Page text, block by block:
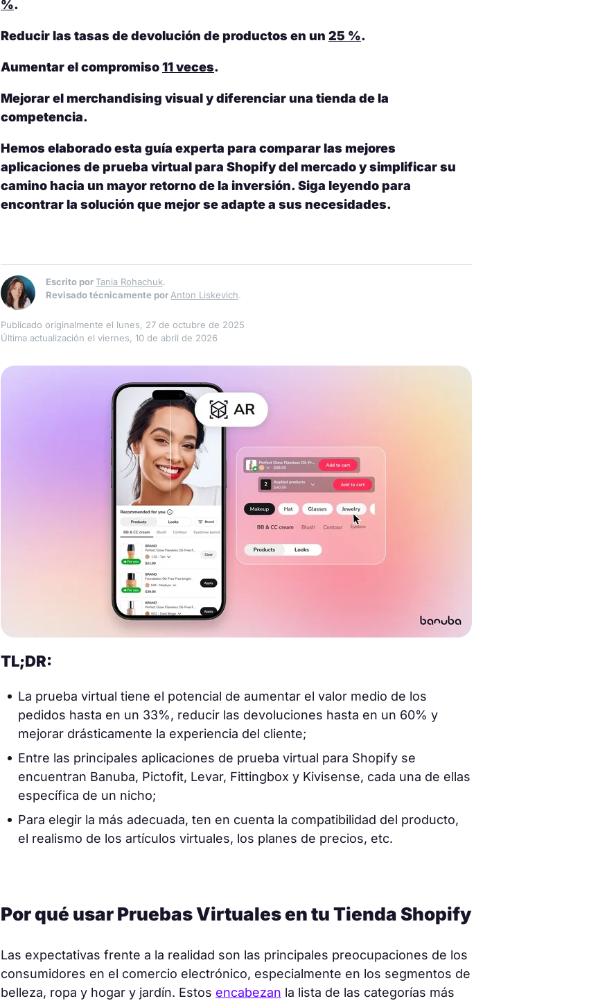
%.
Reducir las tasas de devolución de productos en un 25 %.
Aumentar el compromiso11 veces.
Mejorar el merchandising visual y diferenciar una tienda de la
competencia.
Hemos elaborado esta guía experta para comparar las mejores
aplicaciones de prueba virtual para Shopify del mercado y simplificar su
camino hacia un mayor retorno de la inversión. Siga leyendo para
encontrar la solución que mejor se adapte a sus necesidades.
Escrito por Tania Rohachuk.
Revisado técnicamente por Anton Liskevich.
Publicado originalmente el lunes, 27 de octubre de 2025
Última actualización el viernes, 10 de abril de 2026
TL;DR:
La prueba virtual tiene el potencial de aumentar el valor medio de los
pedidos hasta en un 33%, reducir las devoluciones hasta en un 60% y
mejorar drásticamente la experiencia del cliente;
Entre las principales aplicaciones de prueba virtual para Shopify se
encuentran Banuba, Pictofit, Levar, Fittingbox y Kivisense, cada una de ellas
específica de un nicho;
Para elegir la más adecuada, ten en cuenta la compatibilidad del producto,
el realismo de los artículos virtuales, los planes de precios, etc.
Por qué usar Pruebas Virtuales en tu Tienda Shopify
Las expectativas frente a la realidad son las principales preocupaciones de los
consumidores en el comercio electrónico, especialmente en los segmentos de
belleza, ropa y hogar y jardín. Estos encabezan la lista de las categorías más